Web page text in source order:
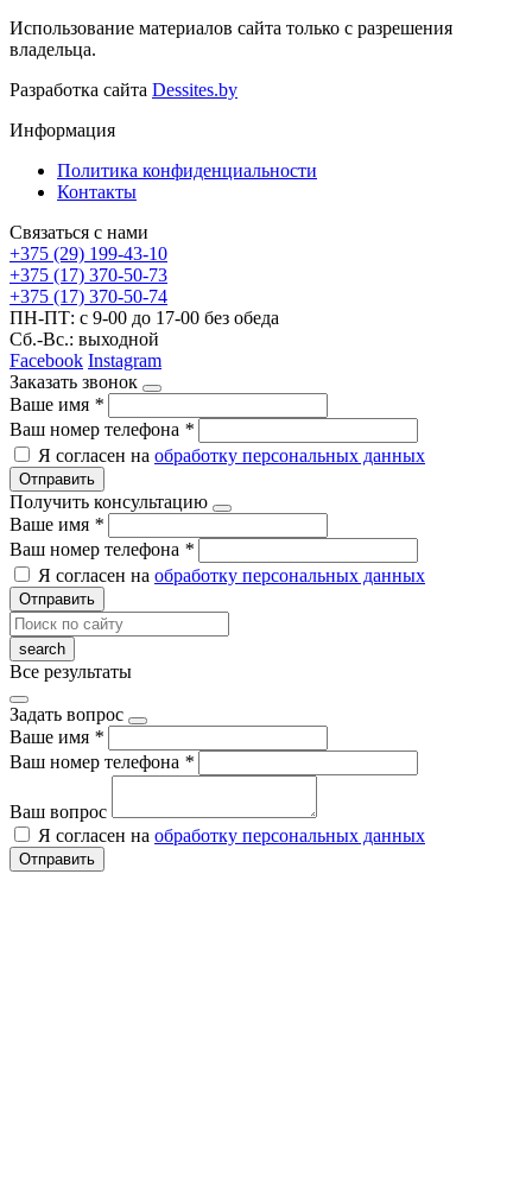
Использование материалов сайта только с разрешения
владельца.
Разработка сайта Dessites.by
Информация
Политика конфиденциальности
Контакты
Связаться с нами
+375 (29) 199-43-10
+375 (17) 370-50-73
+375 (17) 370-50-74
ПН-ПТ: с 9-00 до 17-00 без обеда
Сб.-Вс.: выходной
Facebook Instagram
Заказать звонок
Ваше имя *
Ваш номер телефона *
Я согласен на обработку персональных данных
Отправить
Получить консультацию
Ваше имя *
Ваш номер телефона *
Я согласен на обработку персональных данных
Отправить
Все результаты
Задать вопрос
Ваше имя *
Ваш номер телефона *
Ваш вопрос
Я согласен на обработку персональных данных
Отправить